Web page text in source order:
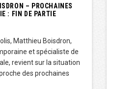
– PROCHAINES
: FIN DE PARTIE
Matthieu Boisdron,
et spécialiste de
revient sur la situation
des prochaines